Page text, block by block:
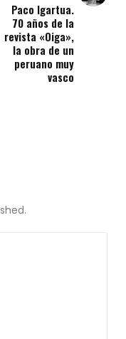
Paco Igartua.
70 años de la
revista «Oiga»,
la obra de un
peruano muy
vasco